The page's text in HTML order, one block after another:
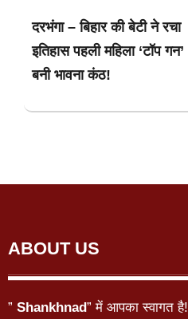
दरभंगा – बिहार की बेटी ने रचा
इतिहास पहली महिला ‘टॉप गन’
बनी भावना कंठ!
ABOUT US
” Shankhnad” में आपका स्वागत है!